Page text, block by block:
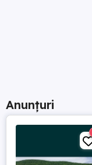
Anunțuri